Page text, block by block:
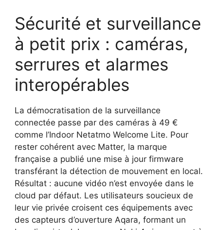
Sécurité et surveillance
à petit prix : caméras,
serrures et alarmes
interopérables
La démocratisation de la surveillance
connectée passe par des caméras à 49 €
comme l’Indoor Netatmo Welcome Lite. Pour
rester cohérent avec Matter, la marque
française a publié une mise à jour firmware
transférant la détection de mouvement en local.
Résultat : aucune vidéo n’est envoyée dans le
cloud par défaut. Les utilisateurs soucieux de
leur vie privée croisent ces équipements avec
des capteurs d’ouverture Aqara, formant un